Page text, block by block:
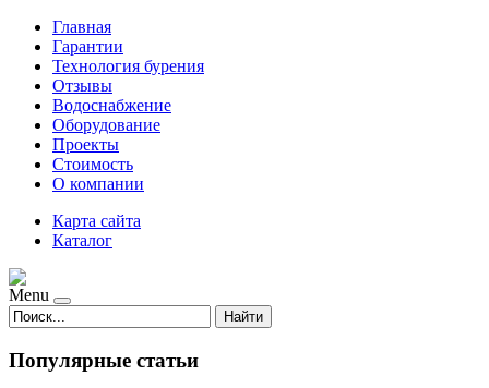
Главная
Гарантии
Технология бурения
Отзывы
Водоснабжение
Оборудование
Проекты
Стоимость
О компании
Карта сайта
Каталог
Menu
Найти
Популярные статьи